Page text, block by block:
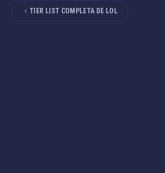
TIER LIST COMPLETA DE LOL